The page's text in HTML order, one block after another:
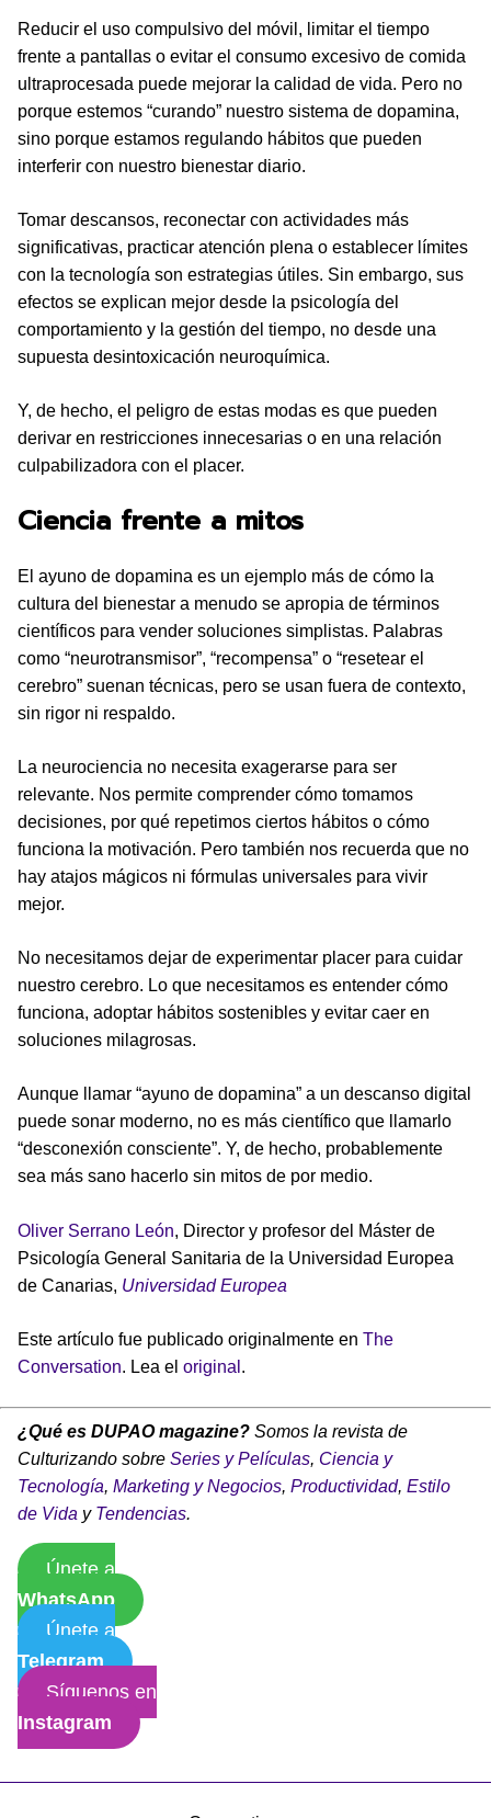
Reducir el uso compulsivo del móvil, limitar el tiempo
frente a pantallas o evitar el consumo excesivo de comida
ultraprocesada puede mejorar la calidad de vida. Pero no
porque estemos “curando” nuestro sistema de dopamina,
sino porque estamos regulando hábitos que pueden
interferir con nuestro bienestar diario.
Tomar descansos, reconectar con actividades más
significativas, practicar atención plena o establecer límites
con la tecnología son estrategias útiles. Sin embargo, sus
efectos se explican mejor desde la psicología del
comportamiento y la gestión del tiempo, no desde una
supuesta desintoxicación neuroquímica.
Y, de hecho, el peligro de estas modas es que pueden
derivar en restricciones innecesarias o en una relación
culpabilizadora con el placer.
Ciencia frente a mitos
El ayuno de dopamina es un ejemplo más de cómo la
cultura del bienestar a menudo se apropia de términos
científicos para vender soluciones simplistas. Palabras
como “neurotransmisor”, “recompensa” o “resetear el
cerebro” suenan técnicas, pero se usan fuera de contexto,
sin rigor ni respaldo.
La neurociencia no necesita exagerarse para ser
relevante. Nos permite comprender cómo tomamos
decisiones, por qué repetimos ciertos hábitos o cómo
funciona la motivación. Pero también nos recuerda que no
hay atajos mágicos ni fórmulas universales para vivir
mejor.
No necesitamos dejar de experimentar placer para cuidar
nuestro cerebro. Lo que necesitamos es entender cómo
funciona, adoptar hábitos sostenibles y evitar caer en
soluciones milagrosas.
Aunque llamar “ayuno de dopamina” a un descanso digital
puede sonar moderno, no es más científico que llamarlo
“desconexión consciente”. Y, de hecho, probablemente
sea más sano hacerlo sin mitos de por medio.
Oliver Serrano León, Director y profesor del Máster de
Psicología General Sanitaria de la Universidad Europea
de Canarias, Universidad Europea
Este artículo fue publicado originalmente en The
Conversation. Lea el original .
¿Qué es DUPAO magazine? Somos la revista de
Culturizando sobre Series y Películas, Ciencia y
Tecnología, Marketing y Negocios, Productividad, Estilo
de Vida y Tendencias.
Únete a
WhatsApp
Únete a
Telegram
Síguenos en
Instagram